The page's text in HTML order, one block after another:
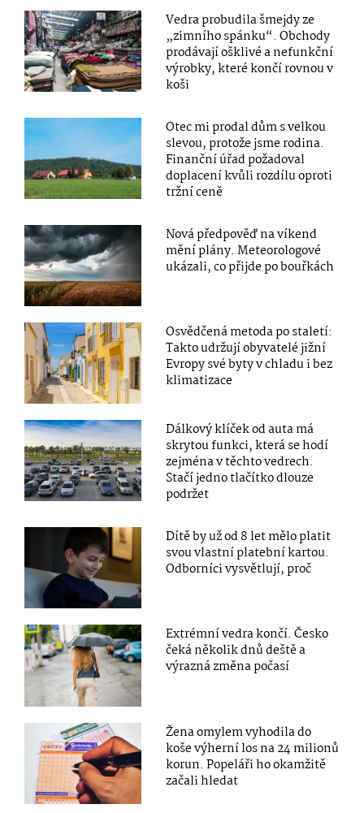
Vedra probudila šmejdy ze
„zimního spánku“. Obchody
prodávají ošklivé a nefunkční
výrobky, které končí rovnou v
koši
Otec mi prodal dům s velkou
slevou, protože jsme rodina.
Finanční úřad požadoval
doplacení kvůli rozdílu oproti
tržní ceně
Nová předpověď na víkend
mění plány. Meteorologové
ukázali, co přijde po bouřkách
Osvědčená metoda po staletí:
Takto udržují obyvatelé jižní
Evropy své byty v chladu i bez
klimatizace
Dálkový klíček od auta má
skrytou funkci, která se hodí
zejména v těchto vedrech.
Stačí jedno tlačítko dlouze
podržet
Dítě by už od 8 let mělo platit
svou vlastní platební kartou.
Odborníci vysvětlují, proč
Extrémní vedra končí. Česko
čeká několik dnů deště a
výrazná změna počasí
Žena omylem vyhodila do
koše výherní los na 24 milionů
korun. Popeláři ho okamžitě
začali hledat